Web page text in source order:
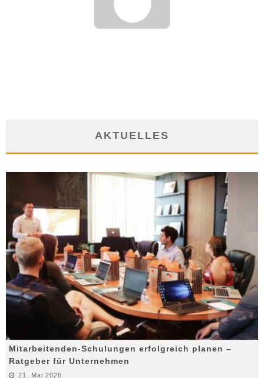
AKTUELLES
Mitarbeitenden-Schulungen erfolgreich planen –
Ratgeber für Unternehmen
21. Mai 2026